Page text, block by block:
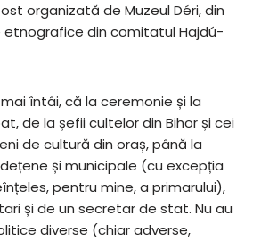
organizată de Muzeul Déri, din
etnografice din comitatul Hajdú-
întâi, că la ceremonie și la
de la șefii cultelor din Bihor și cei
de cultură din oraș, până la
și municipale (cu excepția
pentru mine, a primarului),
și de un secretar de stat. Nu au
diverse (chiar adverse,